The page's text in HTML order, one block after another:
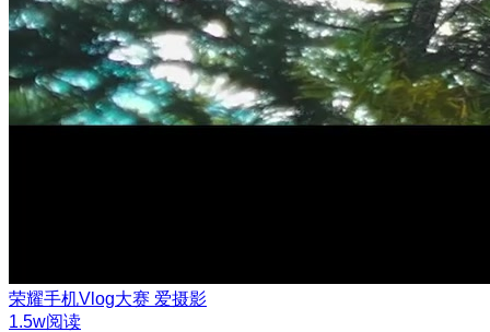
荣耀手机Vlog大赛 爱摄影
1.5w阅读